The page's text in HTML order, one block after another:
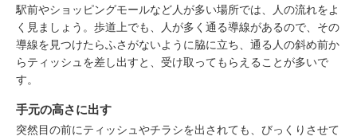
駅前やショッピングモールなど人が多い場所では、人の流れをよ
く見ましょう。歩道上でも、人が多く通る導線があるので、その
導線を見つけたらふさがないように脇に立ち、通る人の斜め前か
らティッシュを差し出すと、受け取ってもらえることが多いで
す。
手元の高さに出す
突然目の前にティッシュやチラシを出されても、びっくりさせて